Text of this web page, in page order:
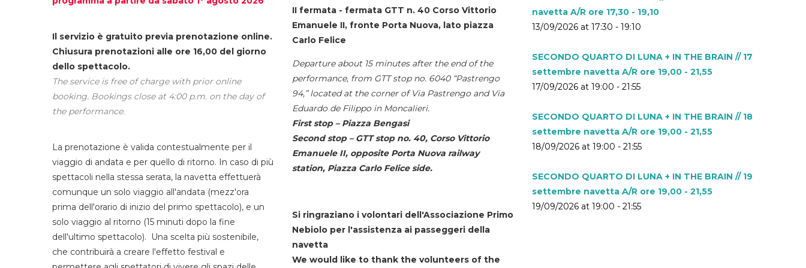
Il servizio è gratuito previa prenotazione online.
Chiusura prenotazioni alle ore 16,00 del giorno
dello spettacolo.
The service is free of charge with prior online
booking. Bookings close at 4:00 p.m. on the day of
the performance.
La prenotazione è valida contestualmente per il
viaggio di andata e per quello di ritorno. In caso di più
spettacoli nella stessa serata, la navetta effettuerà
comunque un solo viaggio all'andata (mezz'ora
prima dell'orario di inizio del primo spettacolo), e un
solo viaggio al ritorno (15 minuti dopo la fine
dell'ultimo spettacolo). Una scelta più sostenibile,
che contribuirà a creare l'effetto festival e
II fermata - fermata GTT n. 40 Corso Vittorio
Emanuele II, fronte Porta Nuova, lato piazza
Carlo Felice
Departure about 15 minutes after the end of the
performance, from GTT stop no. 6040 “Pastrengo
94,” located at the corner of Via Pastrengo and Via
Eduardo de Filippo in Moncalieri.
First stop – Piazza Bengasi
Second stop – GTT stop no. 40, Corso Vittorio
Emanuele II, opposite Porta Nuova railway
station, Piazza Carlo Felice side.
Si ringraziano i volontari dell'Associazione Primo
Nebiolo per l'assistenza ai passeggeri della
navetta
We would like to thank the volunteers of the
navetta A/R ore 17,30 - 19,10
13/09/2026 at 17:30 - 19:10
SECONDO QUARTO DI LUNA + IN THE BRAIN // 17
settembre navetta A/R ore 19,00 - 21,55
17/09/2026 at 19:00 - 21:55
SECONDO QUARTO DI LUNA + IN THE BRAIN // 18
settembre navetta A/R ore 19,00 - 21,55
18/09/2026 at 19:00 - 21:55
SECONDO QUARTO DI LUNA + IN THE BRAIN // 19
settembre navetta A/R ore 19,00 - 21,55
19/09/2026 at 19:00 - 21:55